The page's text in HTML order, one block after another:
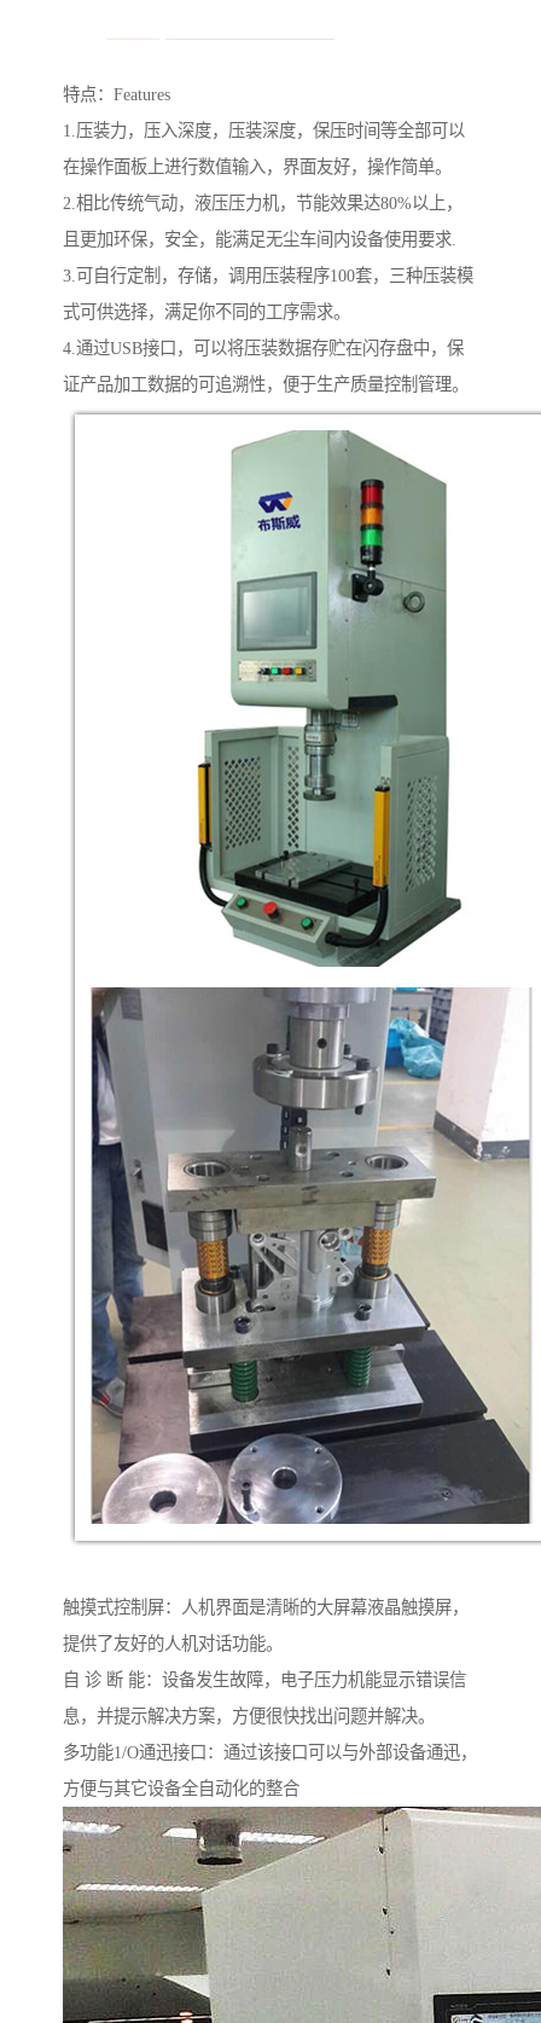
特点：Features
1.压装力，压入深度，压装深度，保压时间等全部可以
在操作面板上进行数值输入，界面友好，操作简单。
2.相比传统气动，液压压力机，节能效果达80%以上，
且更加环保，安全，能满足无尘车间内设备使用要求.
3.可自行定制，存储，调用压装程序100套，三种压装模
式可供选择，满足你不同的工序需求。
4.通过USB接口，可以将压装数据存贮在闪存盘中，保
证产品加工数据的可追溯性，便于生产质量控制管理。
触摸式控制屏：人机界面是清晰的大屏幕液晶触摸屏，
提供了友好的人机对话功能。
自 诊 断 能：设备发生故障，电子压力机能显示错误信
息，并提示解决方案，方便很快找出问题并解决。
多功能1/O通迅接口：通过该接口可以与外部设备通迅，
方便与其它设备全自动化的整合